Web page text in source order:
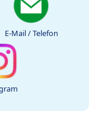
E-Mail / Telefon